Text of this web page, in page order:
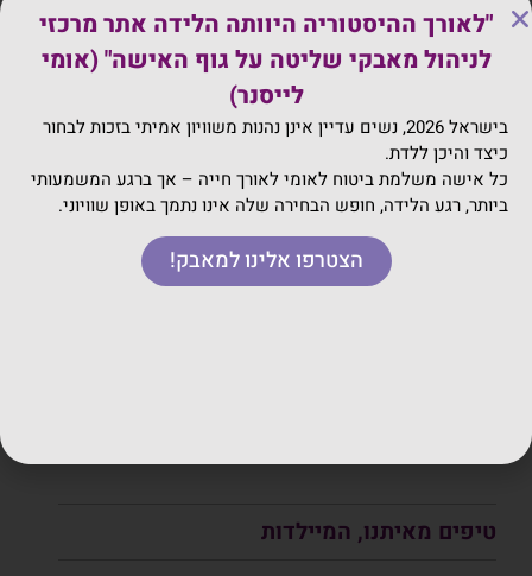
אם החיידק זוהה בתרבית שתן, תקבלי טיפול
אנטיביוטי (בד"כ דרך הפה) במהלך ההריון לטיפול
בדלקת, ובמהלך הלידה דרך הוריד כדי למנוע הדבקה
אם אינך בלידה פעילה ואין ירידת מים, אין צורך
בטיפול אנטיביוטי גם אם יש משטח חיובי ל GBS!
טיפים מאיתנו, המיילדות
"לאורך ההיסטוריה היוותה הלידה אתר מרכזי
לניהול מאבקי שליטה על גוף האישה" (אומי
לייסנר)
בישראל 2026, נשים עדיין אינן נהנות משוויון אמיתי בזכות לבחור
כיצד והיכן ללדת.
כל אישה משלמת ביטוח לאומי לאורך חייה – אך ברגע המשמעותי
ביותר, רגע הלידה, חופש הבחירה שלה אינו נתמך באופן שוויוני.
הצטרפו אלינו למאבק!